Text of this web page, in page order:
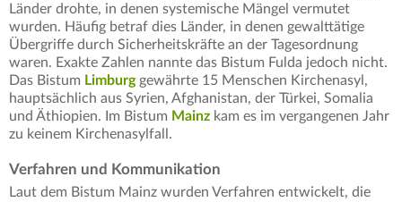
Länder drohte, in denen systemische Mängel vermutet
wurden. Häufig betraf dies Länder, in denen gewalttätige
Übergriffe durch Sicherheitskräfte an der Tagesordnung
waren. Exakte Zahlen nannte das Bistum Fulda jedoch nicht.
Das Bistum Limburggewährte 15 Menschen Kirchenasyl,
hauptsächlich aus Syrien, Afghanistan, der Türkei, Somalia
und Äthiopien. Im Bistum Mainz kam es im vergangenen Jahr
zu keinem Kirchenasylfall.
Verfahren und Kommunikation
Laut dem Bistum Mainz wurden Verfahren entwickelt, die